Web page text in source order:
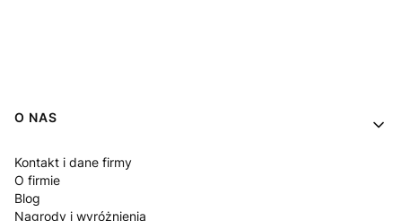
Linki w stopce
O NAS
Kontakt i dane firmy
O firmie
Blog
Nagrody i wyróżnienia